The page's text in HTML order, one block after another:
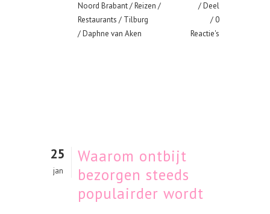
Noord Brabant/Reizen /
Restaurants / Tilburg
/ Daphne van Aken
Deel
0
Reactie's
25
jan
Waarom ontbijt
bezorgen steeds
populairder wordt